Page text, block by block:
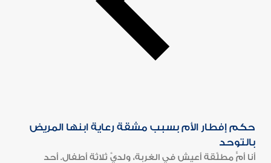
حكم إفطار الأم بسبب مشقة رعاية ابنها المريض
بالتوحد
أنا أمٌّ مطلَّقة أعيش في الغربة، ولديَّ ثلاثة أطفال. أحد